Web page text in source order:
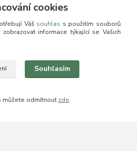
NUTNÁ REZERVACE
cookies
Váš souhlas s použitím souborů
informace týkající se Vašich
Souhlasím
můžete odmítnout zde.